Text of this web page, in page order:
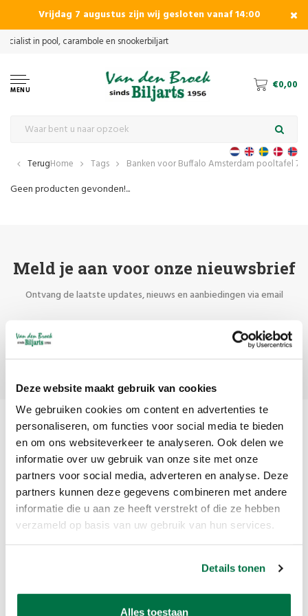
Deze website maakt gebruik van cookies
We gebruiken cookies om content en advertenties te
personaliseren, om functies voor social media te bieden
en om ons websiteverkeer te analyseren. Ook delen we
informatie over uw gebruik van onze site met onze
partners voor social media, adverteren en analyse. Deze
partners kunnen deze gegevens combineren met andere
informatie die u aan ze heeft verstrekt of die ze hebben
verzameld op basis van uw gebruik van hun services.
Details tonen
Alles toestaan
Vrijdag 7 augustus zijn wij gesloten vanaf 14:00
MENU €0,00
TerugHome Tags Banken voor Buffalo Amsterdam pooltafel 7ft
Geen producten gevonden!...
Meld je aan voor onze nieuwsbrief
Ontvang de laatste updates, nieuws en aanbiedingen via email
Abonneer
Van den Broek Biljarts staat voor kwaliteit, vakmanschap en service.
1332 AZ Almere